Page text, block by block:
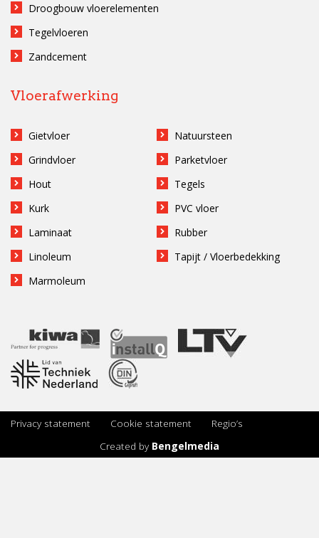
Droogbouw vloerelementen
Tegelvloeren
Zandcement
Vloerafwerking
Gietvloer
Grindvloer
Hout
Kurk
Laminaat
Linoleum
Marmoleum
Natuursteen
Parketvloer
Tegels
PVC vloer
Rubber
Tapijt / Vloerbedekking
Privacy statement Cookie statement
Regio’s
Created by Bengelmedia